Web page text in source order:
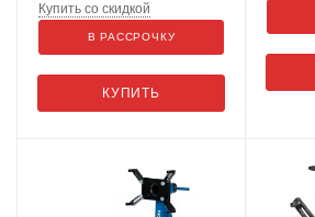
КУПИТЬ
Купить со скидкой
В РАССРОЧКУ